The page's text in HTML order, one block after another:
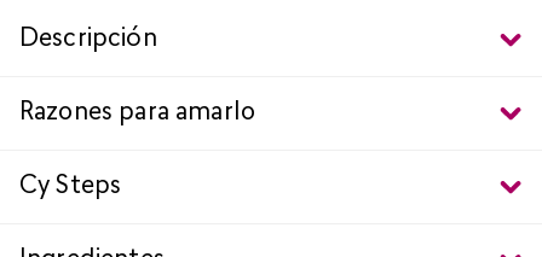
Descripción
Razones para amarlo
Cy Steps